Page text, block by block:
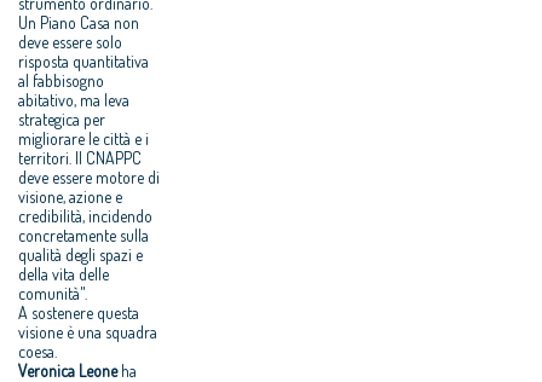
Un Piano Casa non
deve essere solo
risposta quantitativa
al fabbisogno
abitativo, ma leva
strategica per
migliorare le città e i
territori. Il CNAPPC
deve essere motore di
visione, azione e
credibilità, incidendo
concretamente sulla
qualità degli spazi e
della vita delle
comunità".
A sostenere questa
visione è una squadra
coesa.
Veronica Leoneha